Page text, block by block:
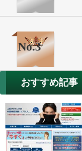
No.3
おすすめ記事